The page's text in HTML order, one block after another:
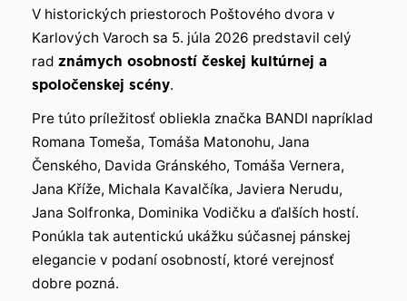
V historických priestoroch Poštového dvora v
Karlových Varoch sa 5. júla 2026 predstavil celý
rad známych osobností českej kultúrnej a
spoločenskej scény.
Pre túto príležitosť obliekla značka BANDI napríklad
Romana Tomeša, Tomáša Matonohu, Jana
Čenského, Davida Gránského, Tomáša Vernera,
Jana Kříže, Michala Kavalčíka, Javiera Nerudu,
Jana Solfronka, Dominika Vodičku a ďalších hostí.
Ponúkla tak autentickú ukážku súčasnej pánskej
elegancie v podaní osobností, ktoré verejnosť
dobre pozná.